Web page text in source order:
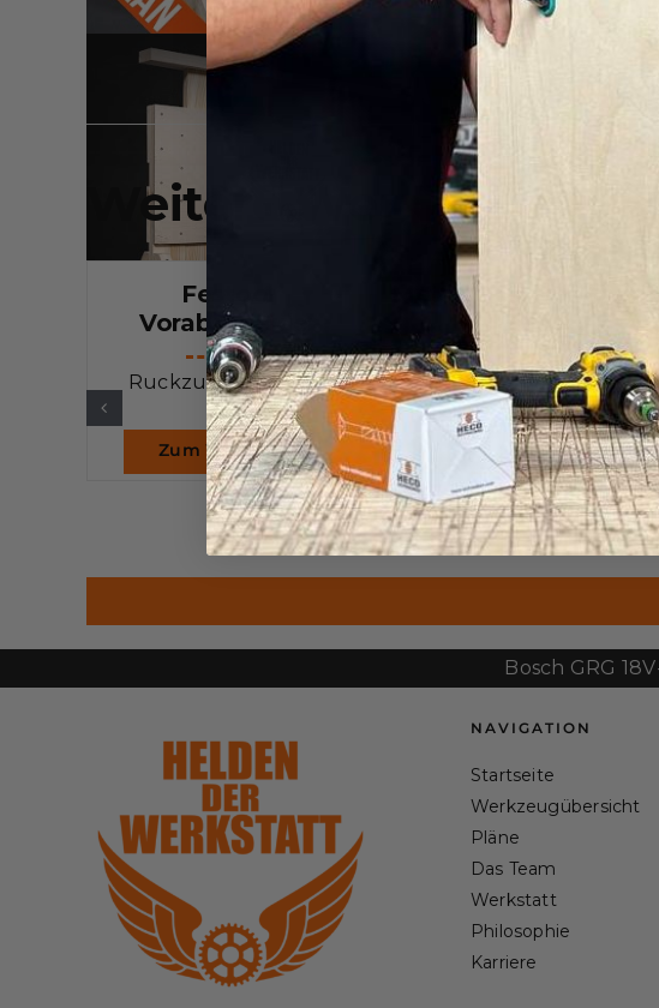
Weitere Werkzeuge:
Festool
Vorabscheider
Ruckzuck Staubfrei
Zum Werkzeug
Metabo PowerMaxx
BS 12 BL Q
Präzise & handlich
Zum Werkzeug
Bosch GRG 18V-16 C
NAVIGATION
Startseite
Werkzeugübersicht
Pläne
Das Team
Werkstatt
Philosophie
Karriere